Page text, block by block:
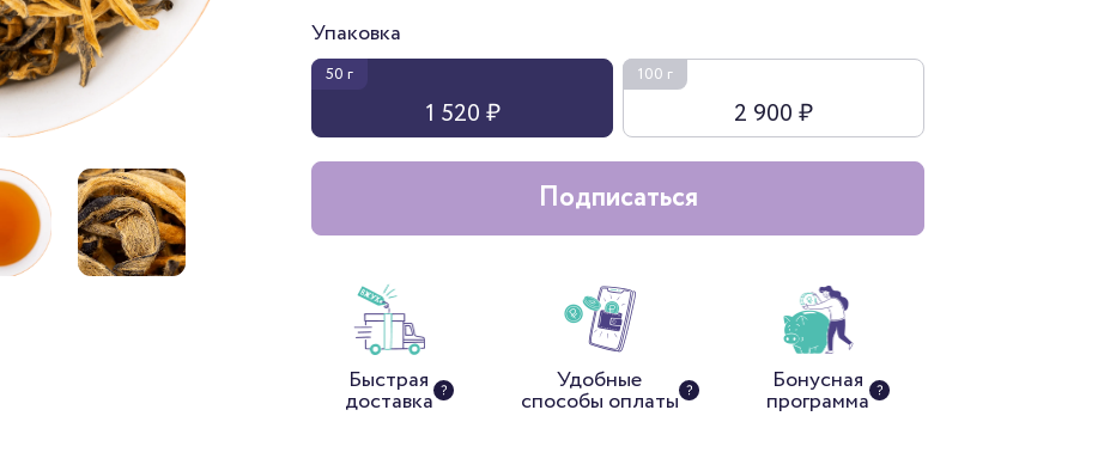
Упаковка
50 г
1 520 ₽
100 г
2 900 ₽
Подписаться
Быстрая
доставка
Удобные
способы оплаты
Бонусная
программа